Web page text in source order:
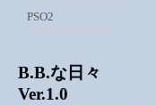
PSO2
B.B.な日々
Ver.1.0